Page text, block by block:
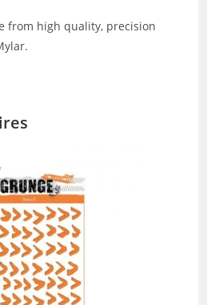
from high quality, precision